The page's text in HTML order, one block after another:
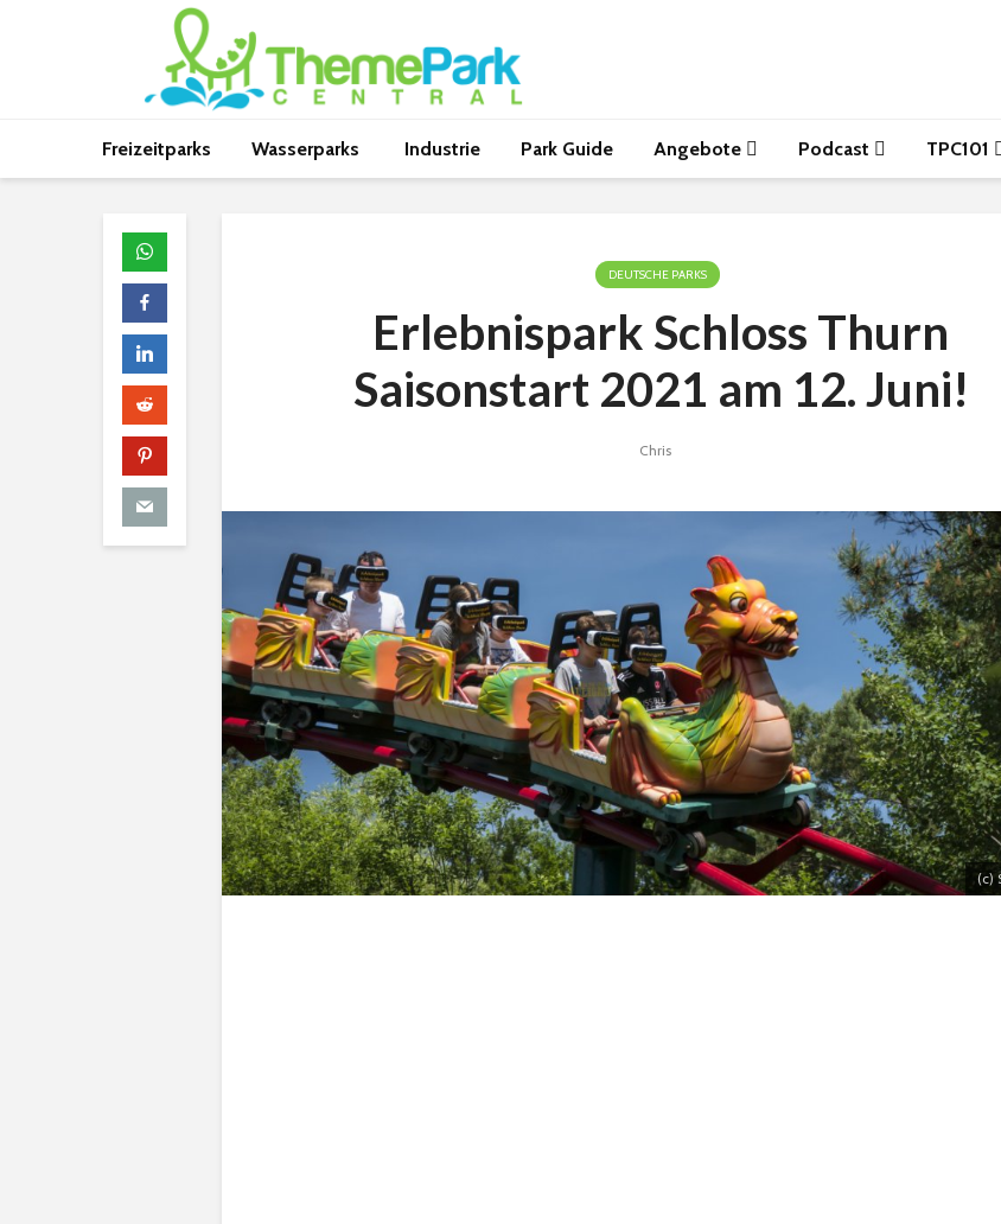
Freizeitparks Wasserparks Industrie Park Guide Angebote Podcast TPC101
DEUTSCHE PARKS
Erlebnispark Schloss Thurn
Saisonstart 2021 am 12. Juni!
Chris
(c)